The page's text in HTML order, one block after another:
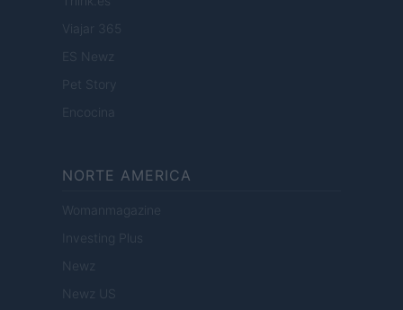
Viajar 365
ES Newz
Pet Story
Encocina
NORTE AMERICA
Womanmagazine
Investing Plus
Newz
Newz US